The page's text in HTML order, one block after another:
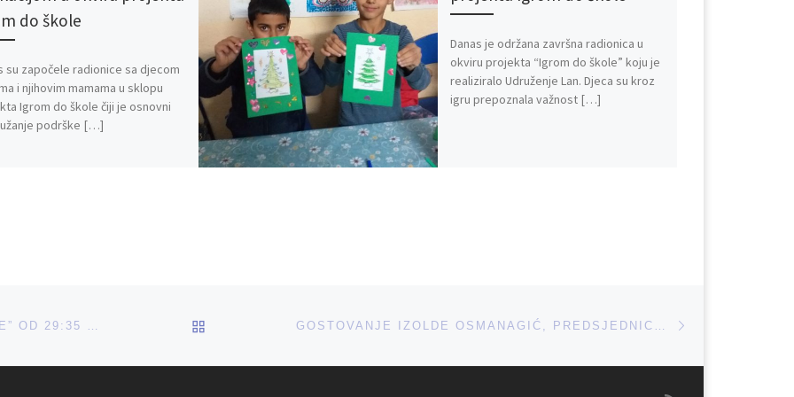
do škole
su započele radionice sa djecom
i njihovim mamama u sklopu
Igrom do škole čiji je osnovni
podrške […]
Danas je održana završna radionica u
okviru projekta “Igrom do škole” koju je
realiziralo Udruženje Lan. Djeca su kroz
igru prepoznala važnost […]
BACK TO POST LIST